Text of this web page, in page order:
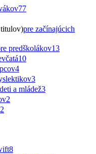
77
pre začínajúcich
predškolákov13
10
4
3
a mládež3
2
2
8